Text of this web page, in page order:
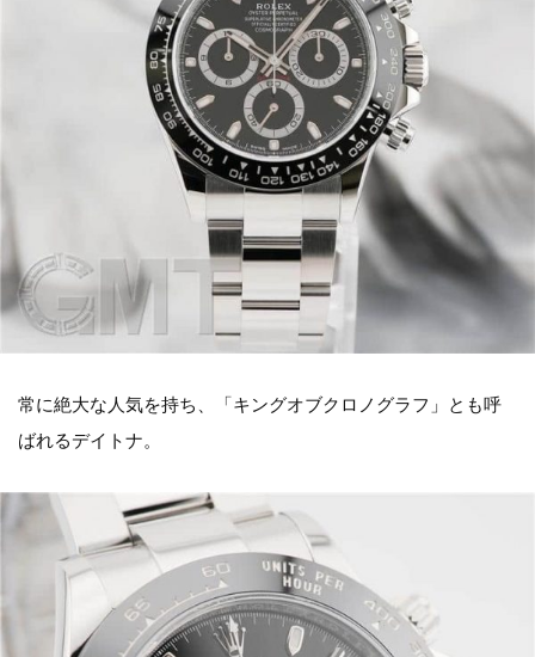
常に絶大な人気を持ち、「キングオブクロノグラフ」とも呼
ばれるデイトナ。